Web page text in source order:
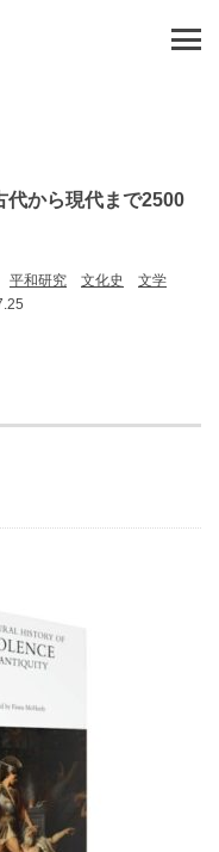
から現代まで2500
平和研究 文化史
文学